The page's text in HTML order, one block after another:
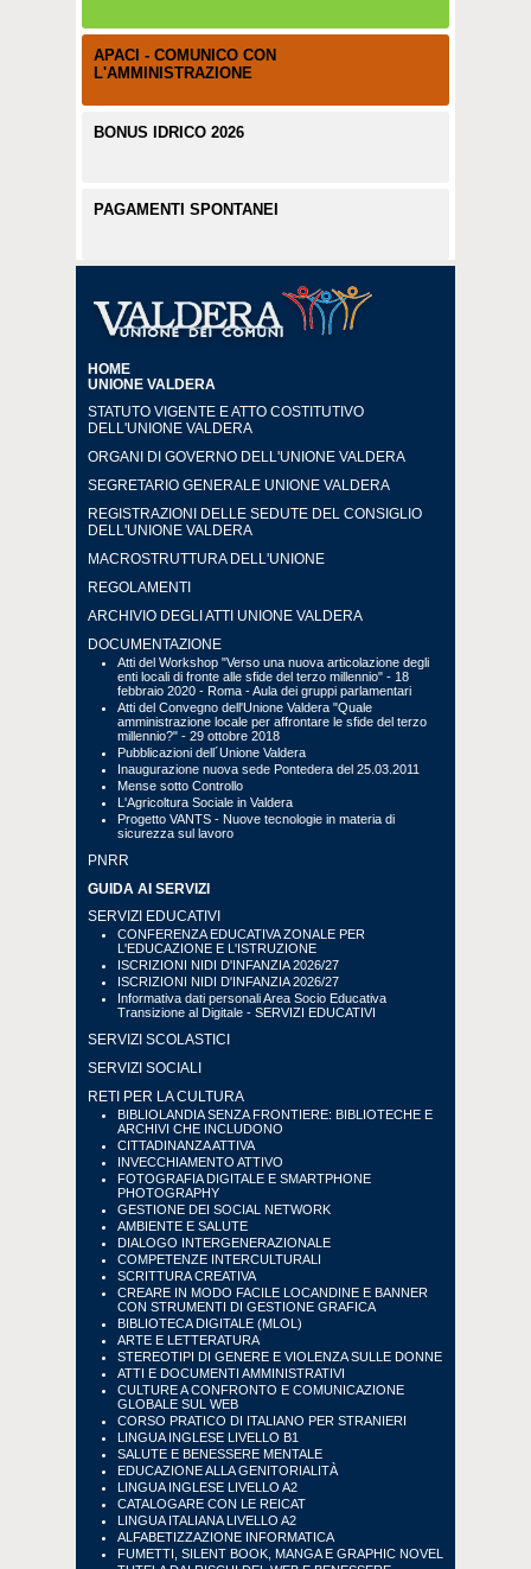
APACI - COMUNICO CON
L'AMMINISTRAZIONE
BONUS IDRICO 2026
PAGAMENTI SPONTANEI
HOME
UNIONE VALDERA
STATUTO VIGENTE E ATTO COSTITUTIVO
DELL'UNIONE VALDERA
ORGANI DI GOVERNO DELL'UNIONE VALDERA
SEGRETARIO GENERALE UNIONE VALDERA
REGISTRAZIONI DELLE SEDUTE DEL CONSIGLIO
DELL'UNIONE VALDERA
MACROSTRUTTURA DELL'UNIONE
REGOLAMENTI
ARCHIVIO DEGLI ATTI UNIONE VALDERA
DOCUMENTAZIONE
Atti del Workshop "Verso una nuova articolazione degli
enti locali di fronte alle sfide del terzo millennio" - 18
febbraio 2020 - Roma - Aula dei gruppi parlamentari
Atti del Convegno dell'Unione Valdera "Quale
amministrazione locale per affrontare le sfide del terzo
millennio?" - 29 ottobre 2018
Pubblicazioni dell´Unione Valdera
Inaugurazione nuova sede Pontedera del 25.03.2011
Mense sotto Controllo
L'Agricoltura Sociale in Valdera
Progetto VANTS - Nuove tecnologie in materia di
sicurezza sul lavoro
PNRR
GUIDA AI SERVIZI
SERVIZI EDUCATIVI
CONFERENZA EDUCATIVA ZONALE PER
L'EDUCAZIONE E L'ISTRUZIONE
ISCRIZIONI NIDI D'INFANZIA 2026/27
ISCRIZIONI NIDI D'INFANZIA 2026/27
Informativa dati personali Area Socio Educativa
Transizione al Digitale - SERVIZI EDUCATIVI
SERVIZI SCOLASTICI
SERVIZI SOCIALI
RETI PER LA CULTURA
BIBLIOLANDIA SENZA FRONTIERE: BIBLIOTECHE E
ARCHIVI CHE INCLUDONO
CITTADINANZA ATTIVA
INVECCHIAMENTO ATTIVO
FOTOGRAFIA DIGITALE E SMARTPHONE
PHOTOGRAPHY
GESTIONE DEI SOCIAL NETWORK
AMBIENTE E SALUTE
DIALOGO INTERGENERAZIONALE
COMPETENZE INTERCULTURALI
SCRITTURA CREATIVA
CREARE IN MODO FACILE LOCANDINE E BANNER
CON STRUMENTI DI GESTIONE GRAFICA
BIBLIOTECA DIGITALE (MLOL)
ARTE E LETTERATURA
STEREOTIPI DI GENERE E VIOLENZA SULLE DONNE
ATTI E DOCUMENTI AMMINISTRATIVI
CULTURE A CONFRONTO E COMUNICAZIONE
GLOBALE SUL WEB
CORSO PRATICO DI ITALIANO PER STRANIERI
LINGUA INGLESE LIVELLO B1
SALUTE E BENESSERE MENTALE
EDUCAZIONE ALLA GENITORIALITÀ
LINGUA INGLESE LIVELLO A2
CATALOGARE CON LE REICAT
LINGUA ITALIANA LIVELLO A2
ALFABETIZZAZIONE INFORMATICA
FUMETTI, SILENT BOOK, MANGA E GRAPHIC NOVEL